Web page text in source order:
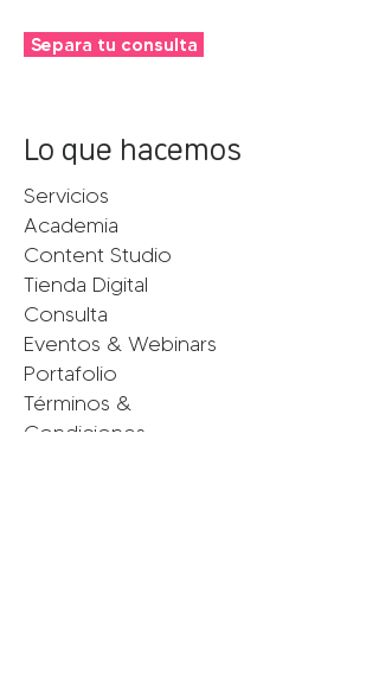
Separa tu consulta
Lo que hacemos
Servicios
Academia
Content Studio
Tienda Digital
Consulta
Eventos & Webinars
Portafolio
Términos &
Condiciones